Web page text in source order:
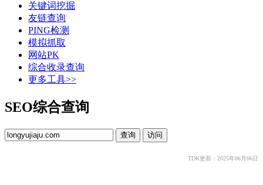
关键词挖掘
友链查询
PING检测
模拟抓取
网站PK
综合收录查询
更多工具>>
SEO综合查询
TDK更新：2025年06月06日